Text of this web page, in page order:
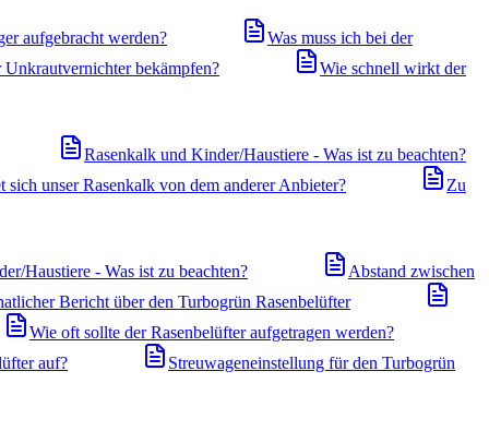
aufgebracht werden?
Was muss ich bei der
bekämpfen?
Wie schnell wirkt der
Rasenkalk und Kinder/Haustiere - Was ist zu beachten?
sich unser Rasenkalk von dem anderer Anbieter?
Zu
Haustiere - Was ist zu beachten?
Abstand zwischen
Bericht über den Turbogrün Rasenbelüfter
Wie oft sollte der Rasenbelüfter aufgetragen werden?
auf?
Streuwageneinstellung für den Turbogrün